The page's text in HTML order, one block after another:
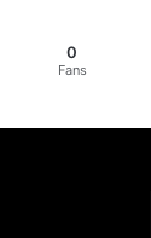
0
Fans